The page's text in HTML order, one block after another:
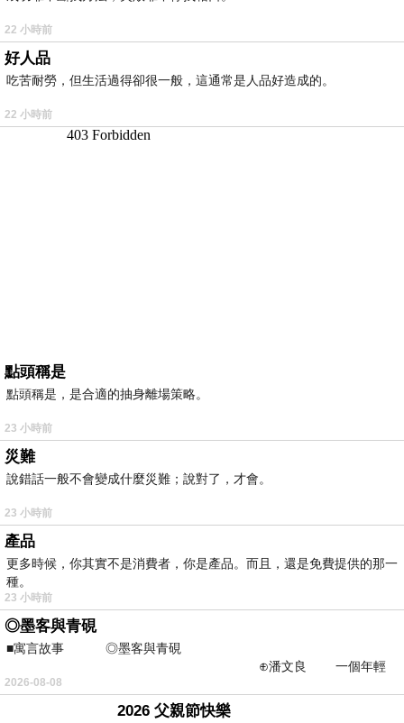
22 小時前
好人品
吃苦耐勞，但生活過得卻很一般，這通常是人品好造成的。
22 小時前
點頭稱是
點頭稱是，是合適的抽身離場策略。
23 小時前
災難
說錯話一般不會變成什麼災難；說對了，才會。
23 小時前
產品
更多時候，你其實不是消費者，你是產品。而且，還是免費提供的那一
種。
23 小時前
◎墨客與青硯
■寓言故事 ◎墨客與青硯
⊕潘文良 一個年輕
的墨客，在京城的古玩肆裡
2026-08-08
2026 父親節快樂